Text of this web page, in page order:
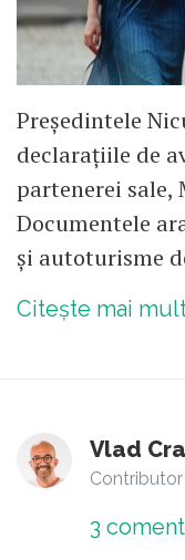
Președintele
declarațiile de
partenerei sale,
Documentele
și autoturisme
Citește mai
Vlad
Contributor
3